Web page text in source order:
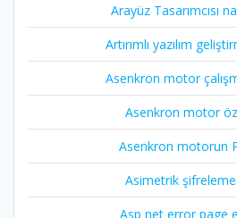
Arayüz Tasarımcısı
Artırımlı yazılım
Asenkron motor
Asenkron motor
Asenkron motorun
Asimetrik
Asp net error page